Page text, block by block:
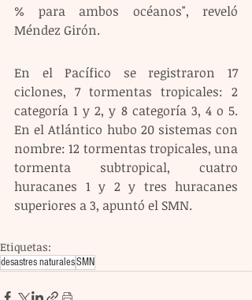
% para ambos océanos", reveló
Méndez Girón.
En el Pacífico se registraron 17
ciclones, 7 tormentas tropicales: 2
categoría 1 y 2, y 8 categoría 3, 4 o 5.
En el Atlántico hubo 20 sistemas con
nombre: 12 tormentas tropicales, una
tormenta subtropical, cuatro
huracanes 1 y 2 y tres huracanes
superiores a 3, apuntó el SMN.
Etiquetas:
desastres naturalesSMN